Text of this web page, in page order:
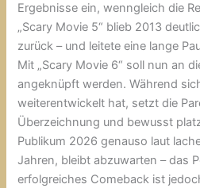
Ergebnisse ein, wenngleich die
„Scary Movie 5“ blieb 2013
zurück – und leitete eine lange
Mit „Scary Movie 6“ soll nun an
angeknüpft werden. Während
weiterentwickelt hat, setzt die
Überzeichnung und bewusst
Publikum 2026 genauso laut
Jahren, bleibt abzuwarten – das
erfolgreiches Comeback ist